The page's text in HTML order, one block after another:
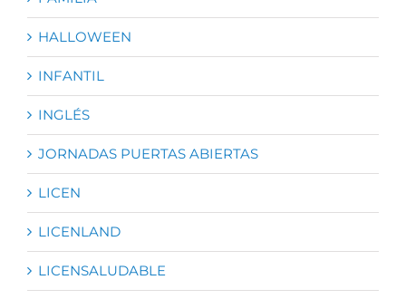
HALLOWEEN
INFANTIL
INGLÉS
JORNADAS PUERTAS ABIERTAS
LICEN
LICENLAND
LICENSALUDABLE